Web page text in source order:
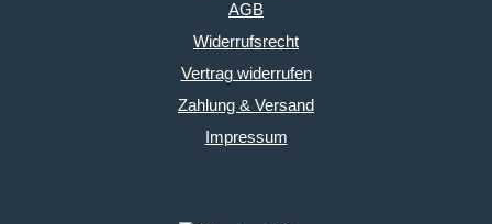
AGB
Widerrufsrecht
Vertrag widerrufen
Zahlung & Versand
Impressum